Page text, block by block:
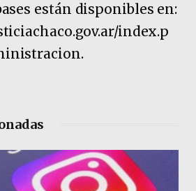
están disponibles en:
index.p